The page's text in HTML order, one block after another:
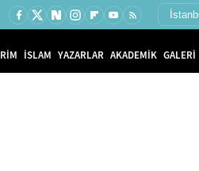
İSLAM YAZARLAR AKADEMİK GALERİ